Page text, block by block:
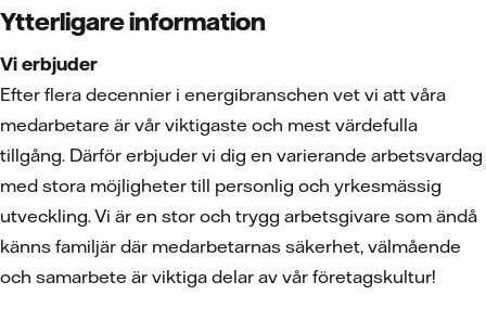
Ytterligare information
Vi erbjuder
Efter flera decennier i energibranschen vet vi att våra
medarbetare är vår viktigaste och mest värdefulla
tillgång. Därför erbjuder vi dig en varierande arbetsvardag
med stora möjligheter till personlig och yrkesmässig
utveckling. Vi är en stor och trygg arbetsgivare som ändå
känns familjär där medarbetarnas säkerhet, välmående
och samarbete är viktiga delar av vår företagskultur!